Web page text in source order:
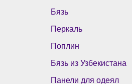
Бязь
Перкаль
Поплин
Бязь из Узбекистана
Панели для одеял